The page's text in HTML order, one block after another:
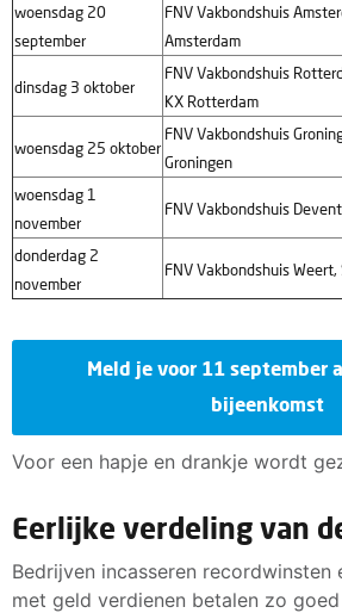
woensdag 20
september
FNV Vakbondshuis
Amsterdam
dinsdag 3 oktober
FNV Vakbondshuis
KX Rotterdam
woensdag 25 oktober
FNV Vakbondshuis
Groningen
woensdag 1
november
FNV Vakbondshuis
donderdag 2
november
FNV Vakbondshuis
Meld je voor 11 september
bijeenkomst
Voor een hapje en drankje wordt
Eerlijke verdeling van
Bedrijven incasseren recordwinsten
met geld verdienen betalen zo